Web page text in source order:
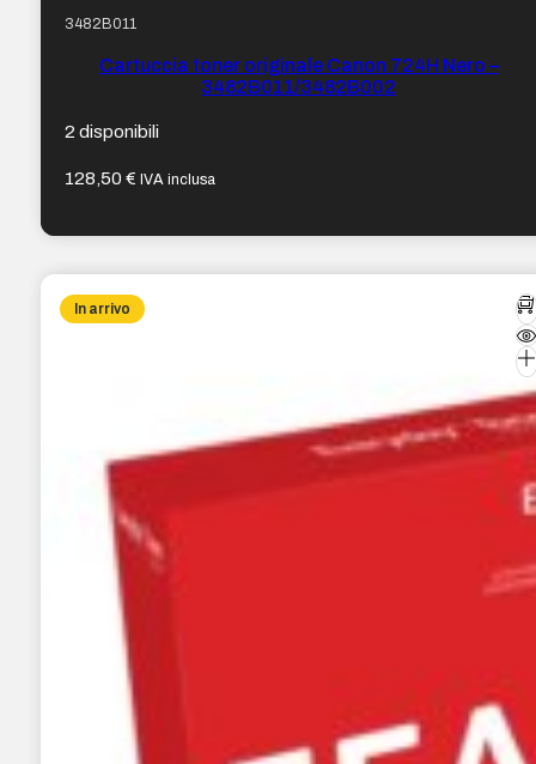
3482B011
Cartuccia toner originale Canon 724H Nero –
3482B011/3482B002
2 disponibili
128,50€ IVA inclusa
In arrivo